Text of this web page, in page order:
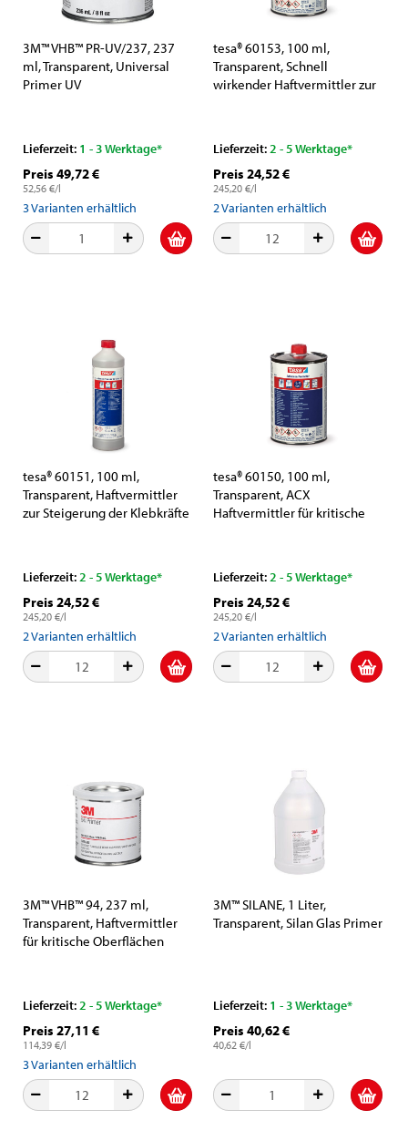
3M™ VHB™ PR-UV/237, 237
ml, Transparent, Universal
Primer UV
Lieferzeit: 1 - 3 Werktage*
Preis 49,72 €
52,56 €/l
3Varianten erhältlich
tesa® 60153, 100 ml,
Transparent, Schnell
wirkender Haftvermittler zur
Lieferzeit:2 - 5 Werktage*
Preis 24,52 €
245,20 €/l
2Varianten erhältlich
tesa® 60151, 100 ml,
Transparent, Haftvermittler
zur Steigerung der Klebkräfte
Lieferzeit:2 - 5 Werktage*
Preis 24,52 €
245,20 €/l
2Varianten erhältlich
tesa® 60150, 100 ml,
Transparent, ACX
Haftvermittler für kritische
Lieferzeit:2 - 5 Werktage*
Preis 24,52 €
245,20 €/l
2Varianten erhältlich
3M™ VHB™ 94, 237 ml,
Transparent, Haftvermittler
für kritische Oberflächen
Lieferzeit:2 - 5 Werktage*
Preis 27,11 €
114,39 €/l
3Varianten erhältlich
3M™ SILANE, 1 Liter,
Transparent, Silan Glas Primer
Lieferzeit: 1 - 3 Werktage*
Preis 40,62 €
40,62 €/l